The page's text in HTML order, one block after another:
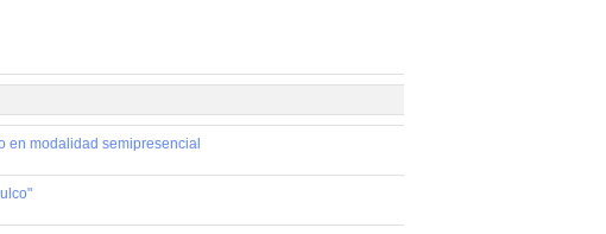
en modalidad semipresencial